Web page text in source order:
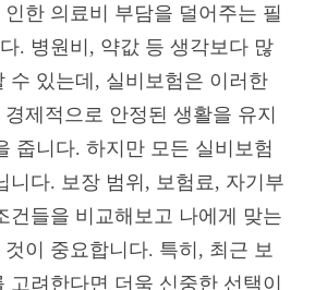
한 의료비 부담을 덜어주는 필
. 병원비, 약값 등 생각보다 많
수 있는데, 실비보험은 이러한
제적으로 안정된 생활을 유지
줍니다. 하지만 모든 실비보험
니다. 보장 범위, 보험료, 자기부
건들을 비교해보고 나에게 맞는
이 중요합니다. 특히, 최근 보
고려한다면 더욱 신중한 선택이